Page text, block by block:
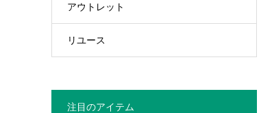
アウトレット
リユース
注目のアイテム